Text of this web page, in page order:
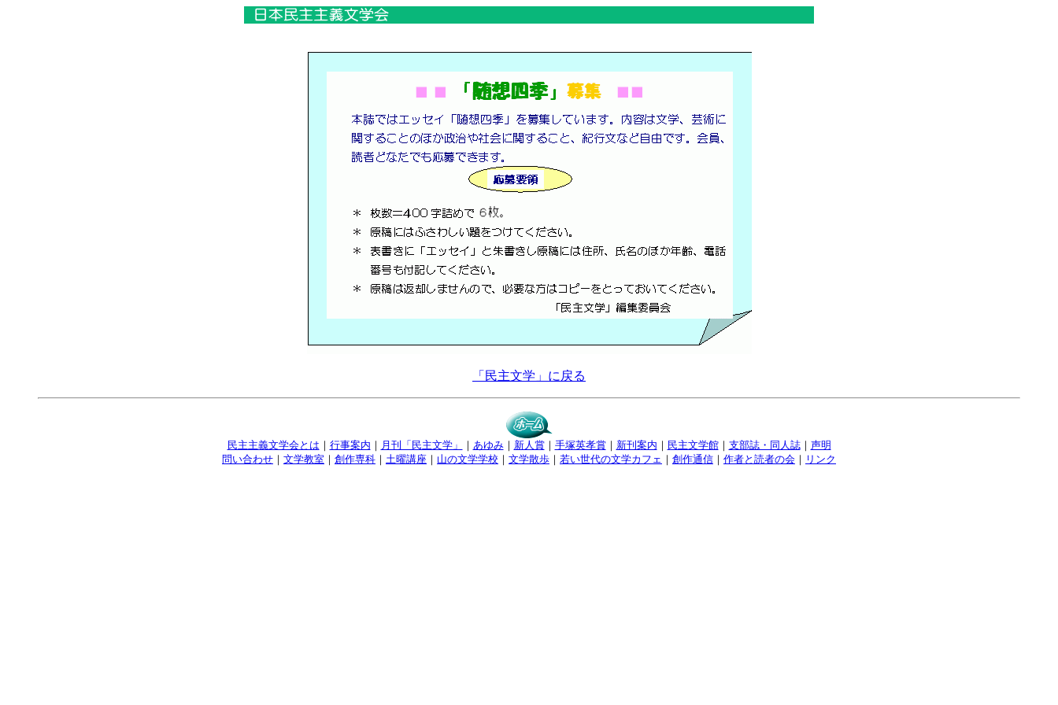
「民主文学」に戻る
民主主義文学会とは ｜ 行事案内 ｜ 月刊「民主文学」 ｜ あゆみ｜ 新人賞｜ 手塚英孝賞｜ 新刊案内 ｜ 民主文学館｜ 支部誌・同人誌｜ 声明
問い合わせ ｜ 文学教室 ｜ 創作専科 ｜ 土曜講座 ｜ 山の文学学校 ｜ 文学散歩 ｜ 若い世代の文学カフェ ｜ 創作通信 ｜ 作者と読者の会 ｜ リンク